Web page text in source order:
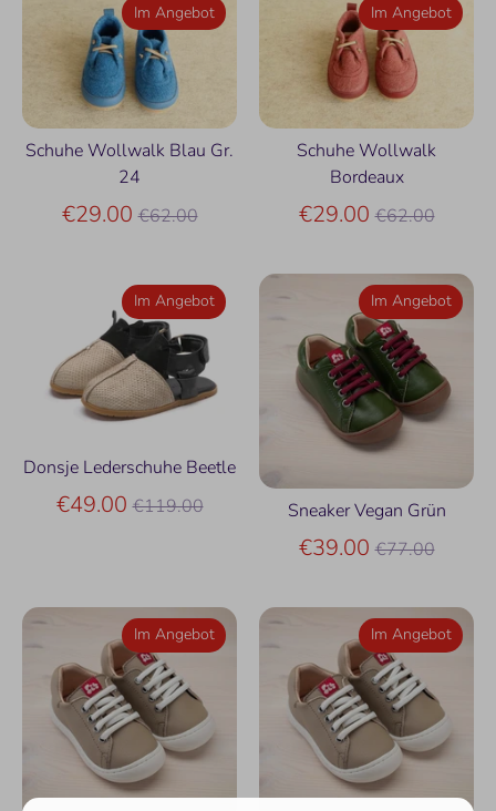
Schuhe Wollwalk Blau Gr.
24
€29.00Normaler
€62.00
Im Angebot
Schuhe Wollwalk
Bordeaux
€29.00Normaler
€62.00
Im Angebot
Donsje Lederschuhe Beetle
€49.00Normaler
€119.00
Im Angebot
Sneaker Vegan Grün
€39.00Normaler
€77.00
Im Angebot
Im Angebot Im Angebot